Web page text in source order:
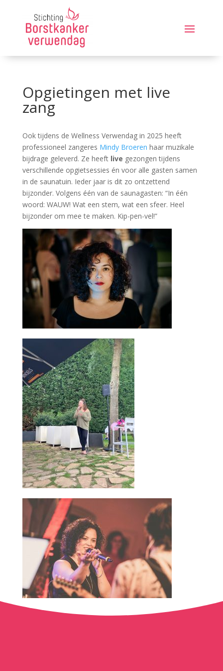
Opgietingen met live
zang
Ook tijdens de Wellness Verwendag in 2025 heeft
professioneel zangeres Mindy Broeren haar muzikale
bijdrage geleverd. Ze heeft live gezongen tijdens
verschillende opgietsessies én voor alle gasten samen
in de saunatuin. Ieder jaar is dit zo ontzettend
bijzonder. Volgens één van de saunagasten: “In één
woord: WAUW! Wat een stem, wat een sfeer. Heel
bijzonder om mee te maken. Kip-pen-vel!”